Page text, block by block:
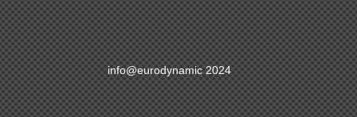
info@eurodynamic 2024